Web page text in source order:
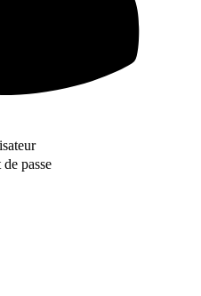
passe